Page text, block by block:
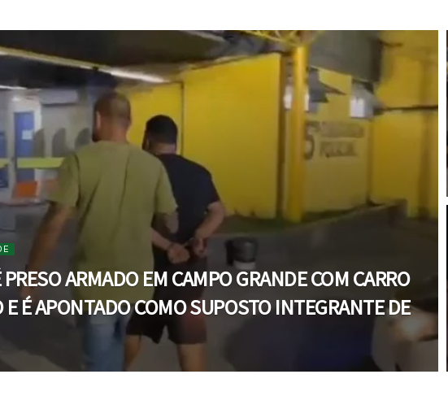
ARMADO EM CAMPO GRANDE COM CARRO
E É APONTADO COMO SUPOSTO INTEGRANTE DE